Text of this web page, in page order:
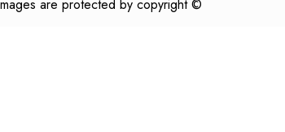
are protected by copyright ©